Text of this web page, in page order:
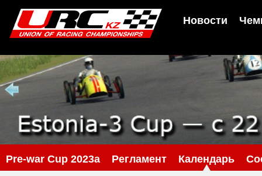
Новости
Pre-war Cup 2023a Регламент Календарь